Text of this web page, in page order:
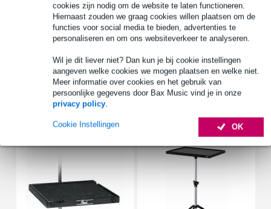
cookies zijn nodig om de website te laten functioneren.
Hiernaast zouden we graag cookies willen plaatsen om de
functies voor social media te bieden, advertenties te
personaliseren en om ons websiteverkeer te analyseren.
Wil je dit liever niet? Dan kun je bij cookie instellingen
aangeven welke cookies we mogen plaatsen en welke niet.
Meer informatie over cookies en het gebruik van
persoonlijke gegevens door Bax Music vind je in onze
privacy policy.
OK
Cookie Instellingen
Bekijk alle productspecificaties
Bekijk ook eens (4)